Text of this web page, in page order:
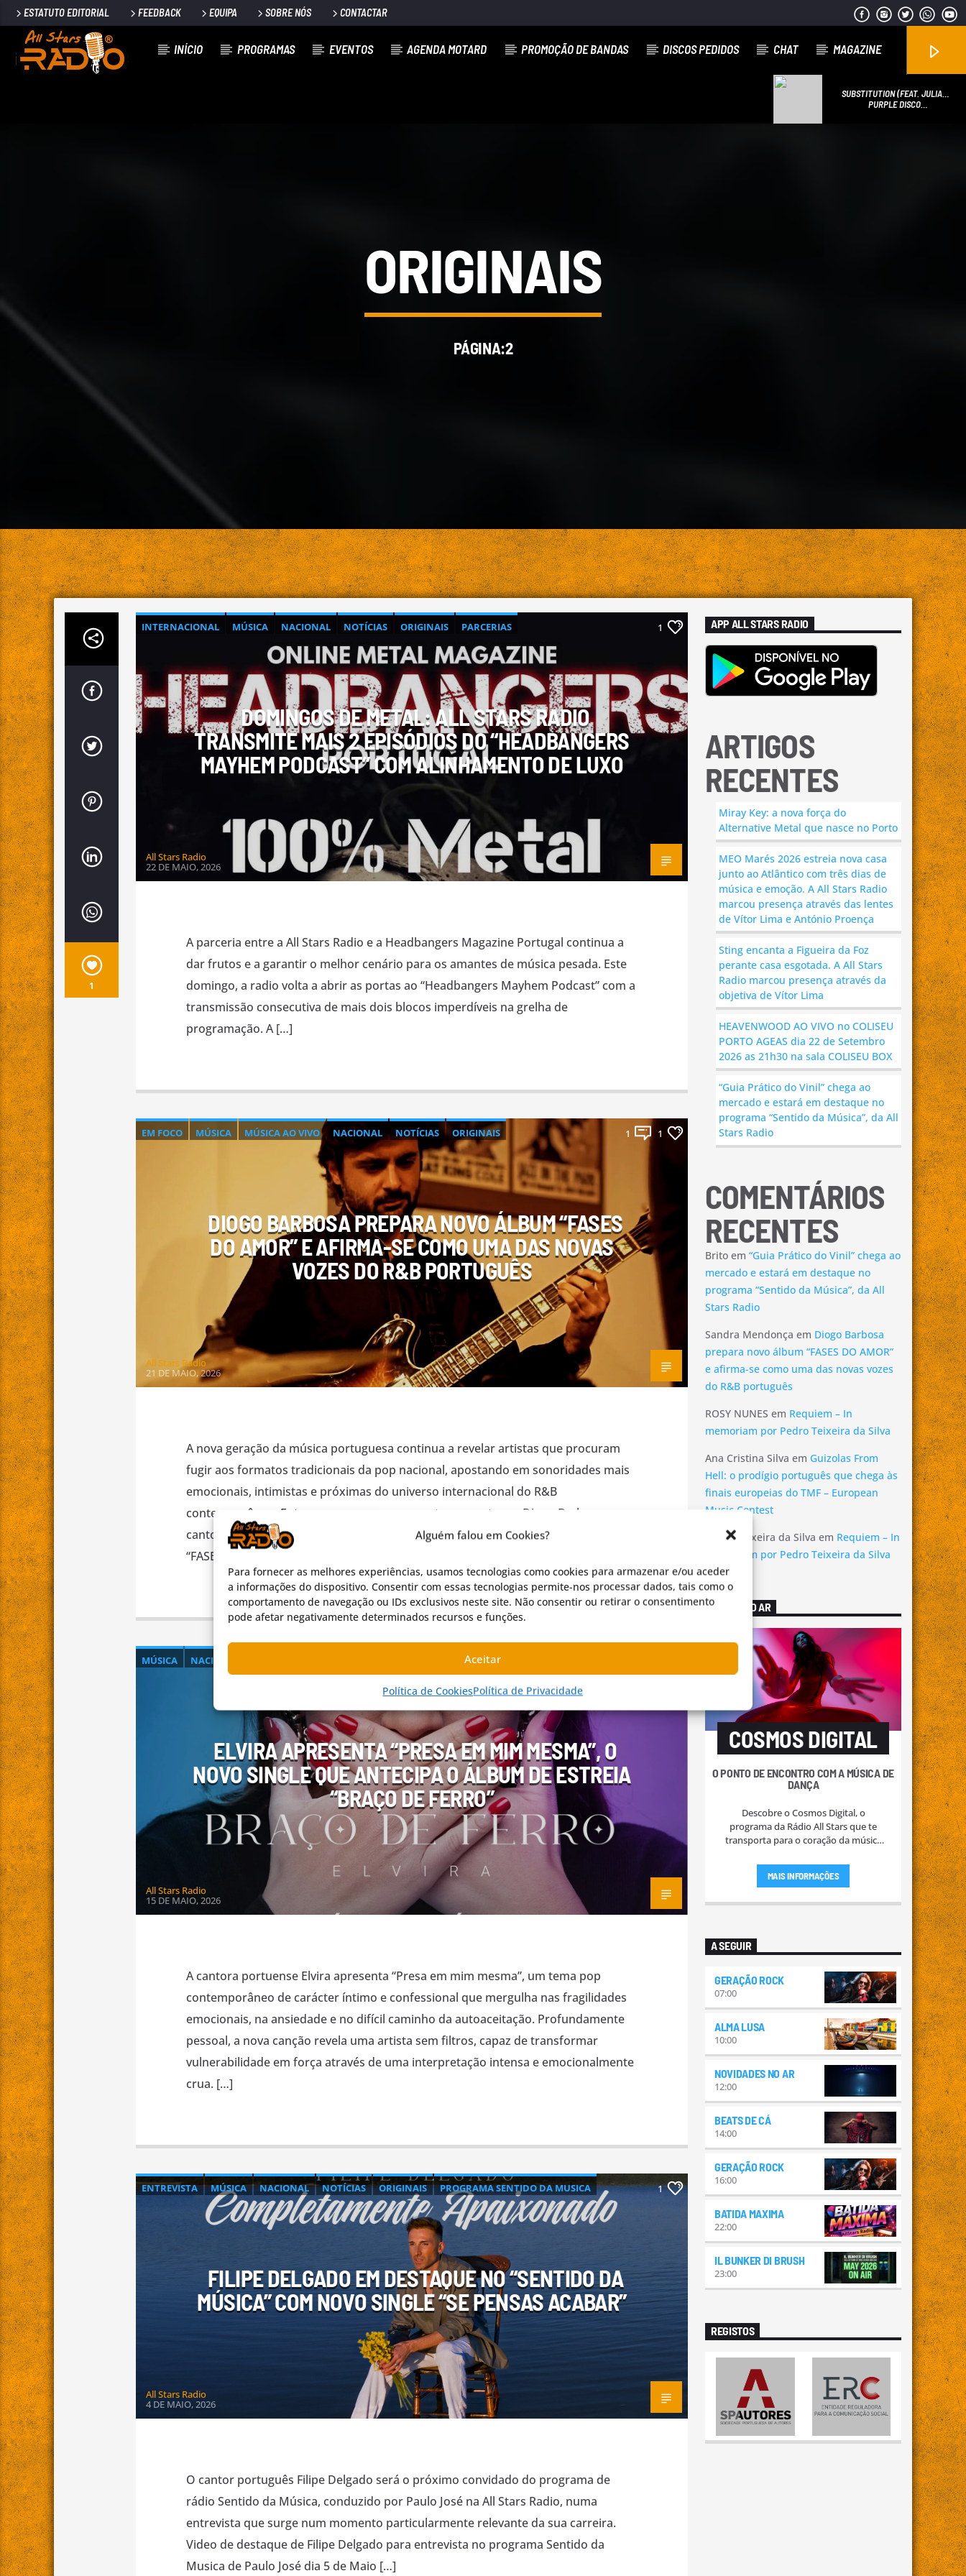
Alguém falou em Cookies?
Para fornecer as melhores experiências, usamos tecnologias como cookies para armazenar e/ou aceder
a informações do dispositivo. Consentir com essas tecnologias permite-nos processar dados, tais como o
comportamento de navegação ou IDs exclusivos neste site. Não consentir ou retirar o consentimento
pode afetar negativamente determinados recursos e funções.
Aceitar
Política de CookiesPolítica de Privacidade
ESTATUTO EDITORIAL FEEDBACK EQUIPA SOBRE NÓS CONTACTAR
INÍCIO PROGRAMAS EVENTOS AGENDA MOTARD PROMOÇÃO DE BANDAS DISCOS PEDIDOS CHAT MAGAZINE
SUBSTITUTION (FEAT. JULIAN
PERRETTA)
PURPLE DISCO
ORIGINAIS
PÁGINA:2
1
INTERNACIONAL MÚSICA NACIONAL NOTÍCIAS ORIGINAIS
PARCERIAS
1
DOMINGOS DE METAL: ALL STARS RADIO
TRANSMITE MAIS 2 EPISÓDIOS DO “HEADBANGERS
MAYHEM PODCAST” COM ALINHAMENTO DE LUXO
All Stars Radio
22 DE MAIO, 2026
A parceria entre a All Stars Radio e a Headbangers Magazine Portugal continua a
dar frutos e a garantir o melhor cenário para os amantes de música pesada. Este
domingo, a radio volta a abrir as portas ao “Headbangers Mayhem Podcast” com a
transmissão consecutiva de mais dois blocos imperdíveis na grelha de
programação. A […]
EM FOCO MÚSICA MÚSICA AO VIVO NACIONAL NOTÍCIAS
ORIGINAIS
PROMOÇÃO DE ARTISTA
1 1
DIOGO BARBOSA PREPARA NOVO ÁLBUM “FASES
DO AMOR” E AFIRMA-SE COMO UMA DAS NOVAS
VOZES DO R&B PORTUGUÊS
All Stars Radio
21 DE MAIO, 2026
A nova geração da música portuguesa continua a revelar artistas que procuram
fugir aos formatos tradicionais da pop nacional, apostando em sonoridades mais
emocionais, intimistas e próximas do universo internacional do R&B
contemporâneo. Entre esses nomes emergentes encontra-se Diogo Barbosa,
cantor e compositor português que acaba de anunciar o lançamento do álbum
“FASES DO AMOR”. […]
MÚSICA NACIONAL PROMOÇÃO DE ARTISTA
ELVIRA APRESENTA “PRESA EM MIM MESMA”, O
NOVO SINGLE QUE ANTECIPA O ÁLBUM DE ESTREIA
“BRAÇO DE FERRO”
All Stars Radio
15 DE MAIO, 2026
A cantora portuense Elvira apresenta “Presa em mim mesma”, um tema pop
contemporâneo de carácter íntimo e confessional que mergulha nas fragilidades
emocionais, na ansiedade e no difícil caminho da autoaceitação. Profundamente
pessoal, a nova canção revela uma artista sem filtros, capaz de transformar
vulnerabilidade em força através de uma interpretação intensa e emocionalmente
crua. […]
ENTREVISTA MÚSICA NACIONAL NOTÍCIAS ORIGINAIS
PROGRAMA SENTIDO DA MUSICA
PROMOÇÃO DE BANDAS
1
FILIPE DELGADO EM DESTAQUE NO “SENTIDO DA
MÚSICA” COM NOVO SINGLE “SE PENSAS ACABAR”
All Stars Radio
4 DE MAIO, 2026
O cantor português Filipe Delgado será o próximo convidado do programa de
rádio Sentido da Música, conduzido por Paulo José na All Stars Radio, numa
entrevista que surge num momento particularmente relevante da sua carreira.
Video de destaque de Filipe Delgado para entrevista no programa Sentido da
Musica de Paulo José dia 5 de Maio […]
APP ALL STARS RADIO
ARTIGOS
RECENTES
Miray Key: a nova força do
Alternative Metal que nasce no Porto
MEO Marés 2026 estreia nova casa
junto ao Atlântico com três dias de
música e emoção. A All Stars Radio
marcou presença através das lentes
de Vítor Lima e António Proença
Sting encanta a Figueira da Foz
perante casa esgotada. A All Stars
Radio marcou presença através da
objetiva de Vítor Lima
HEAVENWOOD AO VIVO no COLISEU
PORTO AGEAS dia 22 de Setembro
2026 as 21h30 na sala COLISEU BOX
“Guia Prático do Vinil” chega ao
mercado e estará em destaque no
programa “Sentido da Música”, da All
Stars Radio
COMENTÁRIOS
RECENTES
Brito em “Guia Prático do Vinil” chega ao
mercado e estará em destaque no
programa “Sentido da Música”, da All
Stars Radio
Sandra Mendonça em Diogo Barbosa
prepara novo álbum “FASES DO AMOR”
e afirma-se como uma das novas vozes
do R&B português
ROSY NUNES em Requiem – In
memoriam por Pedro Teixeira da Silva
Ana Cristina Silva em Guizolas From
Hell: o prodígio português que chega às
finais europeias do TMF – European
Music Contest
Pedro Teixeira da Silva em Requiem – In
memoriam por Pedro Teixeira da Silva
AGORA NO AR
COSMOS DIGITAL
O PONTO DE ENCONTRO COM A MÚSICA DE
DANÇA
Descobre o Cosmos Digital, o
programa da Rádio All Stars que te
transporta para o coração da música
interrupções, apenas a energia pura
das melhores batidas do momento.
MAIS INFORMAÇÕES
A SEGUIR
GERAÇÃO ROCK
07:00
ALMA LUSA
10:00
NOVIDADES NO AR
12:00
BEATS DE CÁ
14:00
GERAÇÃO ROCK
16:00
BATIDA MAXIMA
22:00
IL BUNKER DI BRUSH
23:00
REGISTOS